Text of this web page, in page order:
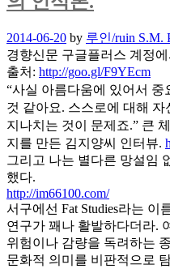
Posted
on
2014-06-20 by 루인/ruin S.M.
경향신문 구글플러스 계정
출처: http://goo.gl/F9YEcm
“사실 아름다움에 있어서 중
것 같아요. 스스로에 대해
지나치는 것이 문제죠.” 큰
지를 만든 김지양씨 인터뷰.
그리고 나는 별다른 망설임
했다.
http://im66100.com/
서구에선 Fat Studies라는
연구가 꽤나 활발하다더라.
위험이나 감량을 독려하는
문화적 의미를 비판적으로